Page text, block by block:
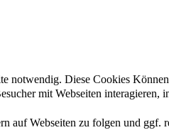
notwendig. Diese Cookies
mit Webseiten
auf Webseiten zu folgen und ggf.